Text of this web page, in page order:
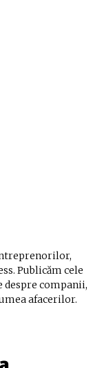
Publicăm cele
companii,
afacerilor.